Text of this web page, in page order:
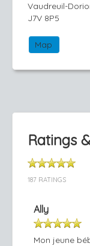
Vaudreuil-
J7V 8P5
Map
Ratings
187 RATINGS
Ally
Mon jeune